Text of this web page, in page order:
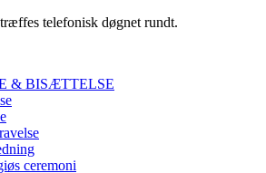
telefonisk døgnet rundt.
& BISÆTTELSE
ceremoni